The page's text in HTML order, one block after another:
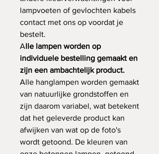
lampvoeten of gevlochten kabels
contact met ons op voordat je
bestelt.
Alle lampen worden op
individuele bestelling gemaakt en
zijn een ambachtelijk product.
Alle hanglampen worden gemaakt
van natuurlijke grondstoffen en
zijn daarom variabel, wat betekent
dat het geleverde product kan
afwijken van wat op de foto's
wordt getoond. De kleuren van